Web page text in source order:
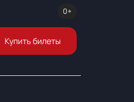
0+
Купить билеты